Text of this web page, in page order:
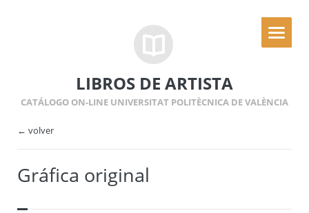
LIBROS DE ARTISTA
CATÁLOGO ON-LINE UNIVERSITAT POLITÈCNICA DE VALÈNCIA
← volver
Gráfica original